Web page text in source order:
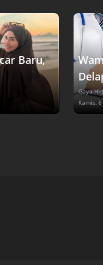
Baru,
Gaya
Kamis,